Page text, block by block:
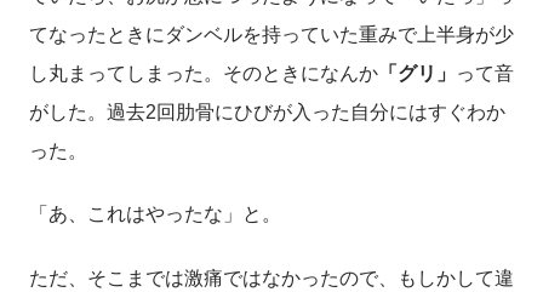
てなったときにダンベルを持っていた重みで上半身が少
し丸まってしまった。そのときになんか 「グリ」 って音
がした。過去2回肋骨にひびが入った自分にはすぐわか
った。
「あ、これはやったな」と。
ただ、そこまでは激痛ではなかったので、もしかして違